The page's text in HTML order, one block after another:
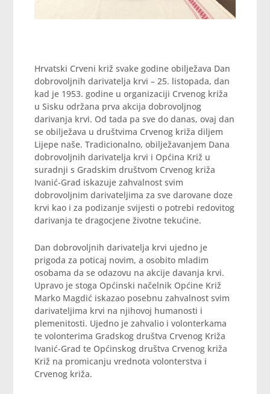
Hrvatski Crveni križ svake godine obilježava Dan
dobrovoljnih darivatelja krvi – 25. listopada, dan
kad je 1953. godine u organizaciji Crvenog križa
u Sisku održana prva akcija dobrovoljnog
darivanja krvi. Od tada pa sve do danas, ovaj dan
se obilježava u društvima Crvenog križa diljem
Lijepe naše. Tradicionalno, obilježavanjem Dana
dobrovoljnih darivatelja krvi i Općina Križ u
suradnji s Gradskim društvom Crvenog križa
Ivanić-Grad iskazuje zahvalnost svim
dobrovoljnim darivateljima za sve darovane doze
krvi kao i za podizanje svijesti o potrebi redovitog
darivanja te dragocjene životne tekućine.
Dan dobrovoljnih darivatelja krvi ujedno je
prigoda za poticaj novim, a osobito mladim
osobama da se odazovu na akcije davanja krvi.
Upravo je stoga Općinski načelnik Općine Križ
Marko Magdić iskazao posebnu zahvalnost svim
darivateljima krvi na njihovoj humanosti i
plemenitosti. Ujedno je zahvalio i volonterkama
te volonterima Gradskog društva Crvenog Križa
Ivanić-Grad te Općinskog društva Crvenog križa
Križ na promicanju vrednota volonterstva i
Crvenog križa.